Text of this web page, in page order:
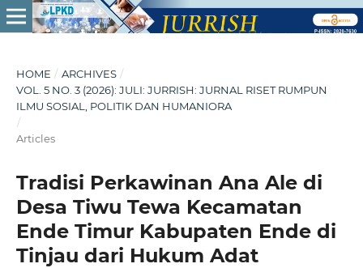
HOME / ARCHIVES /
VOL. 5 NO. 3 (2026): JULI: JURRISH: JURNAL RISET RUMPUN
ILMU SOSIAL, POLITIK DAN HUMANIORA
/
Articles
Tradisi Perkawinan Ana Ale di
Desa Tiwu Tewa Kecamatan
Ende Timur Kabupaten Ende di
Tinjau dari Hukum Adat